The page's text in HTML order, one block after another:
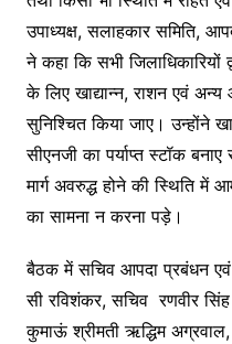
उपाध्यक्ष, सलाहकार समिति,
ने कहा कि सभी जिलाधिकारियों
के लिए खाद्यान्न, राशन एवं
सुनिश्चित किया जाए। उन्होंने
सीएनजी का पर्याप्त स्टॉक
मार्ग अवरुद्ध होने की स्थिति में
का सामना न करना पड़े।
बैठक में सचिव आपदा प्रबंधन एवं
सी रविशंकर, सचिव रणवीर
कुमाऊं श्रीमती ऋद्धिम